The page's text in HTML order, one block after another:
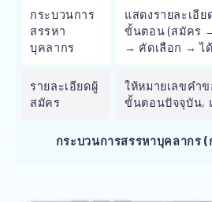
กระบวนการ
สรรหา
บุคลากร
แสดงรายละเอี
ขั้นตอน (สมัคร
→ คัดเลือก → ไ
รายละเอียดผู้
สมัคร
ให้หมายเลขคำ
ขั้นตอนปัจจุบัน,
กระบวนการสรรหาบุคลากร